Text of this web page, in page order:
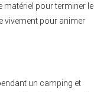
matériel pour terminer le
vivement pour animer
un camping et